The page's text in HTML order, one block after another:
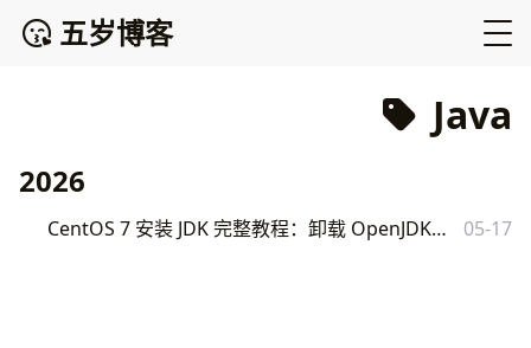
五岁博客
Java
2026
CentOS 7 安装 JDK 完整教程：卸载 OpenJDK 并配置 Oracle JDK 环境变量 05-17